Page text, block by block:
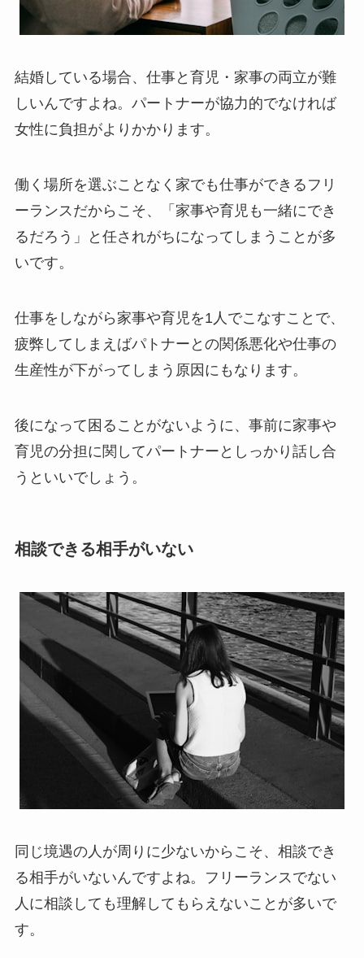
結婚している場合、仕事と育児・家事の両立が難
しいんですよね。パートナーが協力的でなければ
女性に負担がよりかかります。
働く場所を選ぶことなく家でも仕事ができるフリ
ーランスだからこそ、「家事や育児も一緒にでき
るだろう」と任されがちになってしまうことが多
いです。
仕事をしながら家事や育児を1人でこなすことで、
疲弊してしまえばパトナーとの関係悪化や仕事の
生産性が下がってしまう原因にもなります。
後になって困ることがないように、事前に家事や
育児の分担に関してパートナーとしっかり話し合
うといいでしょう。
相談できる相手がいない
同じ境遇の人が周りに少ないからこそ、相談でき
る相手がいないんですよね。フリーランスでない
人に相談しても理解してもらえないことが多いで
す。